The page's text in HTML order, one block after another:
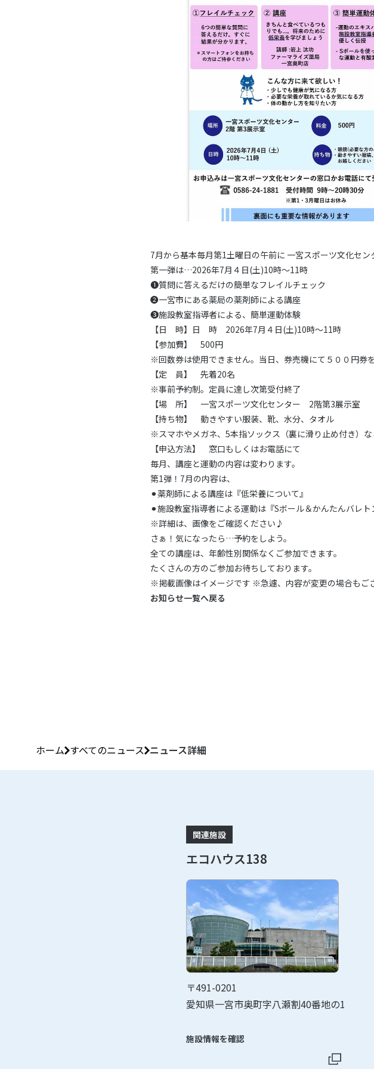
7月から基本毎月第1土曜日の午前に 一宮スポーツ文化セ
第一弾は…2026年7月４日(土)10時〜11時
❶質問に答えるだけの簡単なフレイルチェック
❷一宮市にある薬局の薬剤師による講座
❸施設教室指導者による、簡単運動体験
【日 時】日 時 2026年7月４日(土)10時〜11時
【参加費】 500円
※回数券は使用できません。当日、券売機にて５００円券
【定 員】 先着20名
※事前予約制。定員に達し次第受付終了
【場 所】 一宮スポーツ文化センター 2階第3展示室
【持ち物】 動きやすい服装、靴、水分、タオル
※スマホやメガネ、5本指ソックス（裏に滑り止め付き）
【申込方法】 窓口もしくはお電話にて
毎月、講座と運動の内容は変わります。
第1弾！7月の内容は、
⚫︎薬剤師による講座は『低栄養について』
⚫︎施設教室指導者による運動は『Sボール＆かんたんバレト
※詳細は、画像をご確認ください♪
さぁ！気になったら…予約をしよう。
全ての講座は、年齢性別関係なくご参加できます。
たくさんの方のご参加お待ちしております。
※掲載画像はイメージです ※急遽、内容が変更の場合もご
お知らせ一覧へ戻る
ホーム すべてのニュース ニュース詳細
関連施設
エコハウス138
〒491-0201
愛知県一宮市奥町字八瀬割40番地の1
施設情報を確認